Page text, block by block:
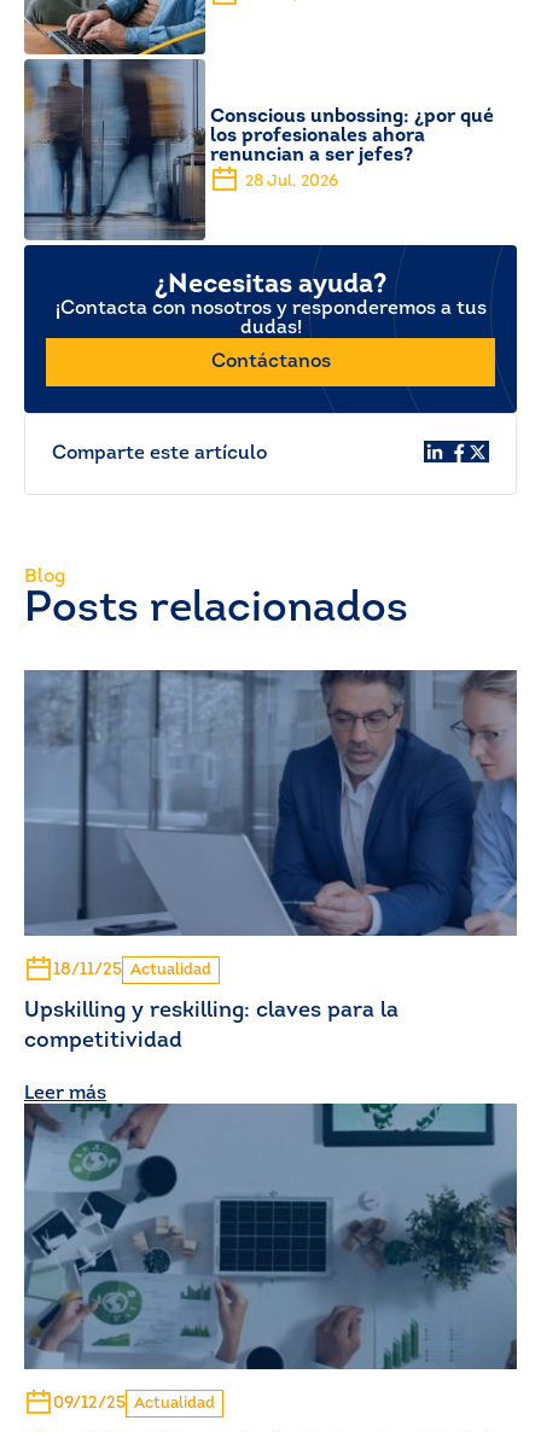
Conscious unbossing: ¿por qué
los profesionales ahora
renuncian a ser jefes?
28 Jul, 2026
¿Necesitas ayuda?
¡Contacta con nosotros y responderemos a tus
dudas!
Contáctanos
Comparte este artículo
Blog
Posts relacionados
18/11/25 Actualidad
Upskilling y reskilling: claves para la
competitividad
Leer más
09/12/25 Actualidad